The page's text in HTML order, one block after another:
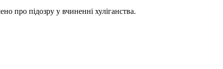
про підозру у вчиненні хуліганства.